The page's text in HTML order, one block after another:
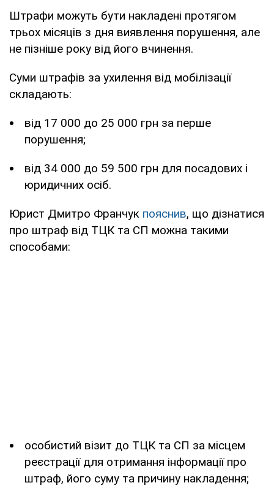
Штрафи можуть бути накладені протягом
трьох місяців з дня виявлення порушення, але
не пізніше року від його вчинення.
Суми штрафів за ухилення від мобілізації
складають:
від 17 000 до 25 000 грн за перше
порушення;
від 34 000 до 59 500 грн для посадових і
юридичних осіб.
Юрист Дмитро Франчук пояснив, що дізнатися
про штраф від ТЦК та СП можна такими
способами:
особистий візит до ТЦК та СП за місцем
реєстрації для отримання інформації про
штраф, його суму та причину накладення;